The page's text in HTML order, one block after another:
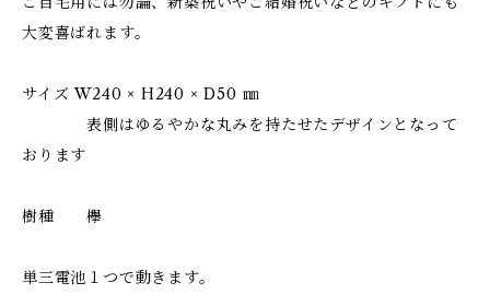
大変喜ばれます。
サイズ W240 × H240 × D50 ㎜
表側はゆるやかな丸みを持たせたデザインとなって
おります
樹種 欅
単三電池１つで動きます。